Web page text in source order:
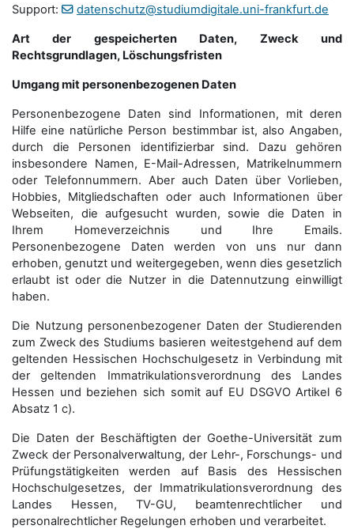
Support:
datenschutz@studiumdigitale.uni-frankfurt.de
Art der gespeicherten Daten, Zweck und
Rechtsgrundlagen, Löschungsfristen
Umgang mit personenbezogenen Daten
Personenbezogene Daten sind Informationen, mit deren
Hilfe eine natürliche Person bestimmbar ist, also Angaben,
durch die Personen identifizierbar sind. Dazu gehören
insbesondere Namen, E-Mail-Adressen, Matrikelnummern
oder Telefonnummern. Aber auch Daten über Vorlieben,
Hobbies, Mitgliedschaften oder auch Informationen über
Webseiten, die aufgesucht wurden, sowie die Daten in
Ihrem Homeverzeichnis und Ihre Emails.
Personenbezogene Daten werden von uns nur dann
erhoben, genutzt und weitergegeben, wenn dies gesetzlich
erlaubt ist oder die Nutzer in die Datennutzung einwilligt
haben.
Die Nutzung personenbezogener Daten der Studierenden
zum Zweck des Studiums basieren weitestgehend auf dem
geltenden Hessischen Hochschulgesetz in Verbindung mit
der geltenden Immatrikulationsverordnung des Landes
Hessen und beziehen sich somit auf EU DSGVO Artikel 6
Absatz 1 c).
Die Daten der Beschäftigten der Goethe-Universität zum
Zweck der Personal­verwaltung, der Lehr-, Forschungs- und
Prüfungstätigkeiten werden auf Basis des Hessischen
Hochschulgesetzes, der Immatrikulations­verordnung des
Landes Hessen, TV-GU, beamtenrechtlicher und
personalrechtlicher Regelungen erhoben und verarbeitet.